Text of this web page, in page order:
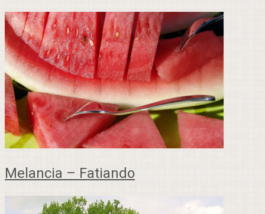
Melancia – Fatiando